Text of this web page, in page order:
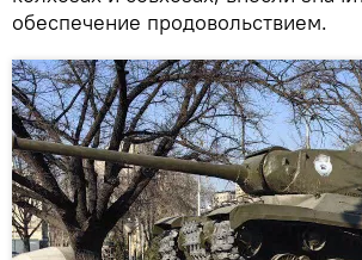
обеспечение продовольствием.